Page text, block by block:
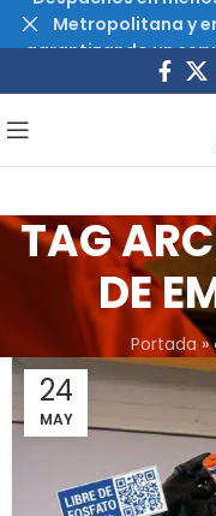
TAG
DE
Portada »
24
MAY
Metropolitana y
garantizando un